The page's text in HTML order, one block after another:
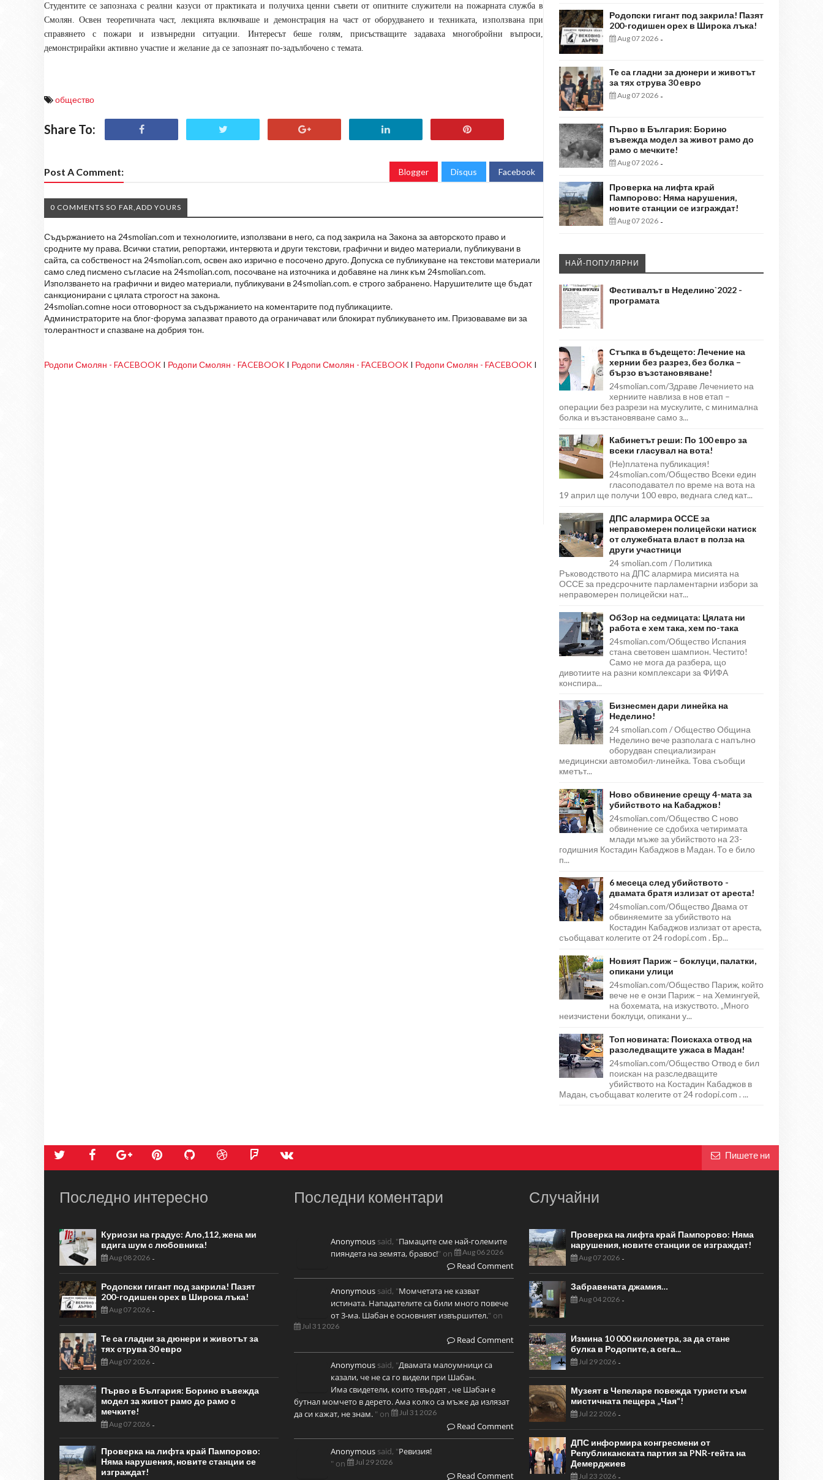
Студентите се запознаха с реални казуси от практиката и получиха ценни съвети от опитните служители на пожарната служба в
Смолян. Освен теоретичната част, лекцията включваше и демонстрация на част от оборудването и техниката, използвана при
справянето с пожари и извънредни ситуации. Интересът беше голям, присъстващите задаваха многобройни въпроси,
демонстрирайки активно участие и желание да се запознаят по-задълбочено с темата.
общество
Share To:
Post A Comment: Blogger Disqus Facebook
0 COMMENTS SO FAR,ADD YOURS
Съдържанието на 24smolian.com и технологиите, използвани в него, са под закрила на Закона за авторското право и
сродните му права. Всички статии, репортажи, интервюта и други текстови, графични и видео материали, публикувани в
сайта, са собственост на 24smolian.com, освен ако изрично е посочено друго. Допуска се публикуване на текстови материали
само след писмено съгласие на 24smolian.com, посочване на източника и добавяне на линк към 24smolian.com.
Използването на графични и видео материали, публикувани в 24smolian.com. е строго забранено. Нарушителите ще бъдат
санкционирани с цялата строгост на закона.
24smolian.comне носи отговорност за съдържанието на коментарите под публикациите.
Администраторите на блог-форума запазват правото да ограничават или блокират публикуването им. Призоваваме ви за
толерантност и спазване на добрия тон.
Родопи Смолян - FACEBOOK I Родопи Смолян - FACEBOOK I Родопи Смолян - FACEBOOK I Родопи Смолян - FACEBOOK I
Родопски гигант под закрила! Пазят
200-годишен орех в Широка лъка!
Aug 07 2026 -
Те са гладни за дюнери и животът
за тях струва 30 евро
Aug 07 2026 -
Първо в България: Борино
въвежда модел за живот рамо до
рамо с мечките!
Aug 07 2026 -
Проверка на лифта край
Пампорово: Няма нарушения,
новите станции се изграждат!
Aug 07 2026 -
НАЙ-ПОПУЛЯРНИ
Фестивалът в Неделино`2022 -
програмата
Стъпка в бъдещето: Лечение на
хернии без разрез, без болка –
бързо възстановяване!
24smolian.com/Здраве Лечението на
херниите навлиза в нов етап –
операции без разрези на мускулите, с минимална
болка и възстановяване само з...
Кабинетът реши: По 100 евро за
всеки гласувал на вота!
(Не)платена публикация!
24smolian.com/Общество Всеки един
гласоподавател по време на вота на
19 април ще получи 100 евро, веднага след кат...
ДПС алармира ОССЕ за
неправомерен полицейски натиск
от служебната власт в полза на
други участници
24 smolian.com / Политика
Ръководството на ДПС алармира мисията на
ОССЕ за предсрочните парламентарни избори за
неправомерен полицейски нат...
ОбЗор на седмицата: Цялата ни
работа е хем така, хем по-така
24smolian.com/Общество Испания
стана световен шампион. Честито!
Само не мога да разбера, що
дивотиите на разни комплексари за ФИФА
конспира...
Бизнесмен дари линейка на
Неделино!
24 smolian.com / Общество Община
Неделино вече разполага с напълно
оборудван специализиран
медицински автомобил-линейка. Това съобщи
кметът...
Ново обвинение срещу 4-мата за
убийството на Кабаджов!
24smolian.com/Общество С ново
обвинение се сдобиха четиримата
млади мъже за убийството на 23-
годишния Костадин Кабаджов в Мадан. То е било
п...
6 месеца след убийството -
двамата братя излизат от ареста!
24smolian.com/Общество Двама от
обвиняемите за убийството на
Костадин Кабаджов излизат от ареста,
съобщават колегите от 24 rodopi.com . Бр...
Новият Париж – боклуци, палатки,
опикани улици
24smolian.com/Общество Париж, който
вече не е онзи Париж – на Хемингуей,
на бохемата, на изкуството. „Много
неизчистени боклуци, опикани у...
Топ новината: Поискаха отвод на
разследващите ужаса в Мадан!
24smolian.com/Общество Отвод е бил
поискан на разследващите
убийството на Костадин Кабаджов в
Мадан, съобщават колегите от 24 rodopi.com . ...
Пишете ни
Последно интересно
Куриози на градус: Ало,112, жена ми
вдига шум с любовника!
Aug 08 2026 -
Родопски гигант под закрила! Пазят
200-годишен орех в Широка лъка!
Aug 07 2026 -
Те са гладни за дюнери и животът за
тях струва 30 евро
Aug 07 2026 -
Първо в България: Борино въвежда
модел за живот рамо до рамо с
мечките!
Aug 07 2026 -
Проверка на лифта край Пампорово:
Няма нарушения, новите станции се
изграждат!
Последни коментари
Anonymous said, "Памаците сме най-големите
пияндета на земята, бравос!" on Aug 06 2026
Read Comment
Anonymous said, "Момчетата не казват
истината. Нападателите са били много повече
от 3-ма. Шабан е основният извършител." on
Jul 31 2026
Read Comment
Anonymous said, "Двамата малоумници са
казали, че не са го видели при Шабан.
Има свидетели, които твърдят , че Шабан е
бутнал момчето в дерето. Ама колко са мъже да излязат
да си кажат, не знам. " on Jul 31 2026
Read Comment
Anonymous said, "Ревизия!
" on
Jul 29 2026
Read Comment
Случайни
Проверка на лифта край Пампорово: Няма
нарушения, новите станции се изграждат!
Aug 07 2026-
Забравената джамия…
Aug 04 2026-
Измина 10 000 километра, за да стане
булка в Родопите, а сега...
Jul 29 2026-
Музеят в Чепеларе повежда туристи към
мистичната пещера „Чая“!
Jul 22 2026-
ДПС информира конгресмени от
Републиканската партия за PNR-гейта на
Демерджиев
Jul 23 2026-